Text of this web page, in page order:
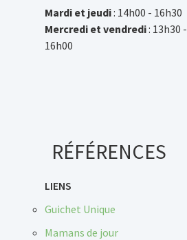
Mardi et jeudi: 14h00 - 16h30
Mercredi et vendredi: 13h30 -
16h00
RÉFÉRENCES
LIENS
Guichet Unique
Mamans de jour